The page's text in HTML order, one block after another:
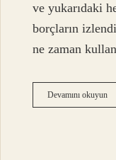
ve yukarıdaki
borçların
ne zaman
Devamını okuyun329